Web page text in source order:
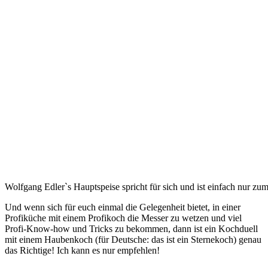
Wolfgang Edler`s Hauptspeise spricht für sich und ist einfach nur
Und wenn sich für euch einmal die Gelegenheit bietet, in einer
Profiküche mit einem Profikoch die Messer zu wetzen und viel
Profi-Know-how und Tricks zu bekommen, dann ist ein Kochduell
mit einem Haubenkoch (für Deutsche: das ist ein Sternekoch) genau
das Richtige! Ich kann es nur empfehlen!